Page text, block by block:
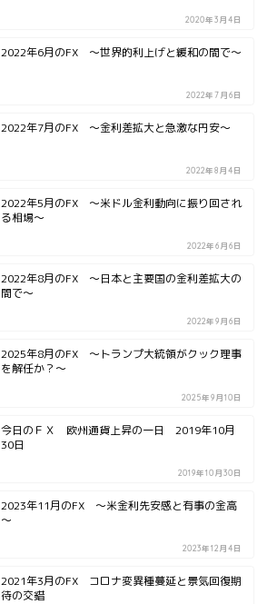
2020年3月4日
2022年6月のFX ～世界的利上げと緩和の間で～
2022年7月6日
2022年7月のFX ～金利差拡大と急激な円安～
2022年8月4日
2022年5月のFX ～米ドル金利動向に振り回され
る相場～
2022年6月6日
2022年8月のFX ～日本と主要国の金利差拡大の
間で～
2022年9月6日
2025年8月のFX ～トランプ大統領がクック理事
を解任か？～
2025年9月10日
今日のＦＸ 欧州通貨上昇の一日 2019年10月
30日
2019年10月30日
2023年11月のFX ～米金利先安感と有事の金高
～
2023年12月4日
2021年3月のFX コロナ変異種蔓延と景気回復期
待の交錯